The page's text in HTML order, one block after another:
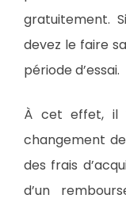
gratuitement.
devez le faire
période d’essai.
À cet effet, il
changement
des frais
d’un